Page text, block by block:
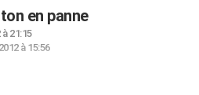
en panne
21:15
à 15:56